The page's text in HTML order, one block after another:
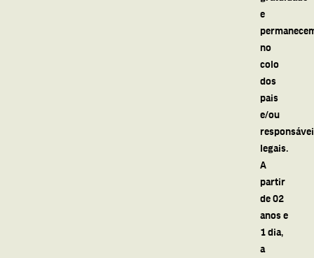
e
no
colo
dos
pais
e/ou
legais.
A
partir
de 02
anos e
1 dia,
a